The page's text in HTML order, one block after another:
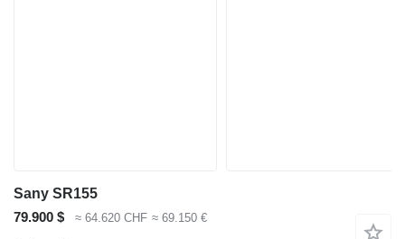
Sany SR155
79.900 $
≈ 64.620 CHF ≈ 69.150 €